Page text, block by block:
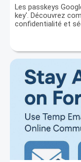
Les passkeys
key'. Découvrez
confidentialité et